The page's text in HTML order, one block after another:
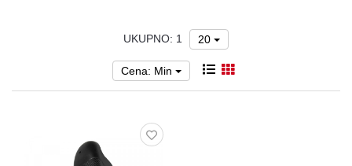
UKUPNO: 1 20
Cena: Min